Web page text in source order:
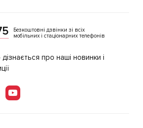
Безкоштовні дзвінки зі всіх
мобільних і стаціонарних телефонів
про наші новинки і